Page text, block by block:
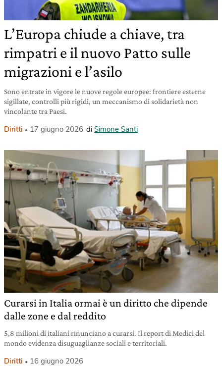
L’Europa chiude a chiave, tra
rimpatri e il nuovo Patto sulle
migrazioni e l’asilo
Sono entrate in vigore le nuove regole europee: frontiere esterne
sigillate, controlli più rigidi, un meccanismo di solidarietà non
vincolante tra Paesi.
Diritti 17 giugno 2026 di Simone Santi
Curarsi in Italia ormai è un diritto che dipende
dalle zone e dal reddito
5,8 milioni di italiani rinunciano a curarsi. Il report di Medici del
mondo evidenza disuguaglianze sociali e territoriali.
Diritti 16 giugno 2026